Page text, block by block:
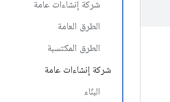
شركة إنشاءات عامة
الطرق العامة
الطرق المكتسبة
شركة إنشاءات عامة
البنّاء